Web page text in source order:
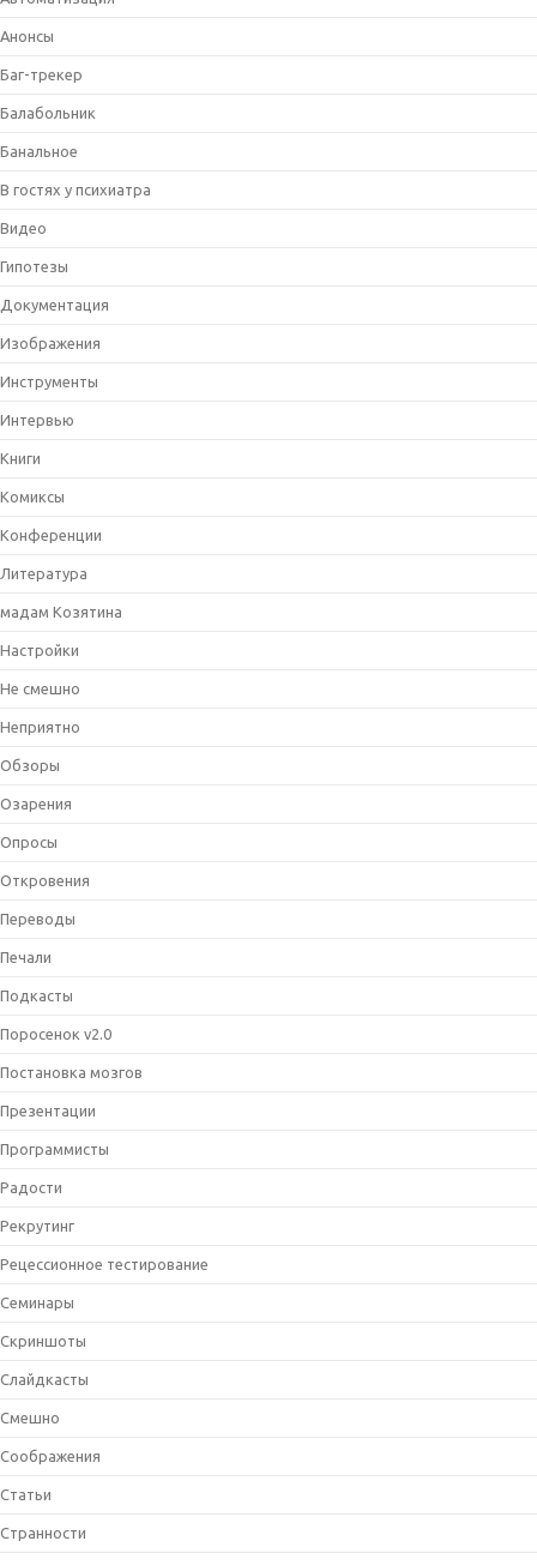
Анонсы
Баг-трекер
Балабольник
Банальное
В гостях у психиатра
Видео
Гипотезы
Документация
Изображения
Инструменты
Интервью
Книги
Комиксы
Конференции
Литература
мадам Козятина
Настройки
Не смешно
Неприятно
Обзоры
Озарения
Опросы
Откровения
Переводы
Печали
Подкасты
Поросенок v2.0
Постановка мозгов
Презентации
Программисты
Радости
Рекрутинг
Рецессионное тестирование
Семинары
Скриншоты
Слайдкасты
Смешно
Соображения
Статьи
Странности